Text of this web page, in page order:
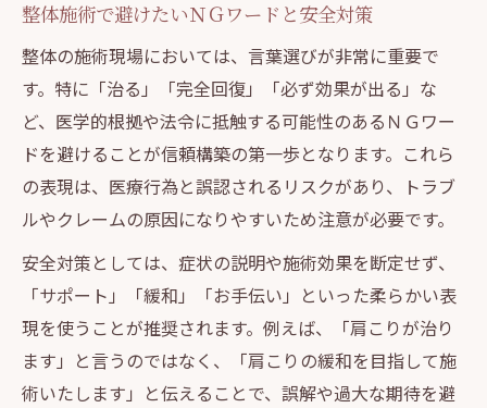
整体施術で避けたいＮＧワードと安全対策
整体の施術現場においては、言葉選びが非常に重要で
す。特に「治る」「完全回復」「必ず効果が出る」な
ど、医学的根拠や法令に抵触する可能性のあるＮＧワー
ドを避けることが信頼構築の第一歩となります。これら
の表現は、医療行為と誤認されるリスクがあり、トラブ
ルやクレームの原因になりやすいため注意が必要です。
安全対策としては、症状の説明や施術効果を断定せず、
「サポート」「緩和」「お手伝い」といった柔らかい表
現を使うことが推奨されます。例えば、「肩こりが治り
ます」と言うのではなく、「肩こりの緩和を目指して施
術いたします」と伝えることで、誤解や過大な期待を避